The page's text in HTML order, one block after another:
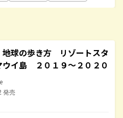
球の歩き方 リゾートスタ
イ島 ２０１９～２０２０
発売